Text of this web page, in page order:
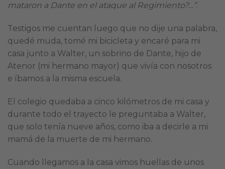
mataron a Dante en el ataque al Regimiento?…”.
Testigos me cuentan luego que no dije una palabra,
quedé muda, tomé mi bicicleta y encaré para mi
casa junto a Walter, un sobrino de Dante, hijo de
Atenor (mi hermano mayor) que vivía con nosotros
e íbamos a la misma escuela.
El colegio quedaba a cinco kilómetros de mi casa y
durante todo el trayecto le preguntaba a Walter,
que solo tenía nueve años, como iba a decirle a mi
mamá de la muerte de mi hermano.
Cuando llegamos a la casa vimos huellas de unos